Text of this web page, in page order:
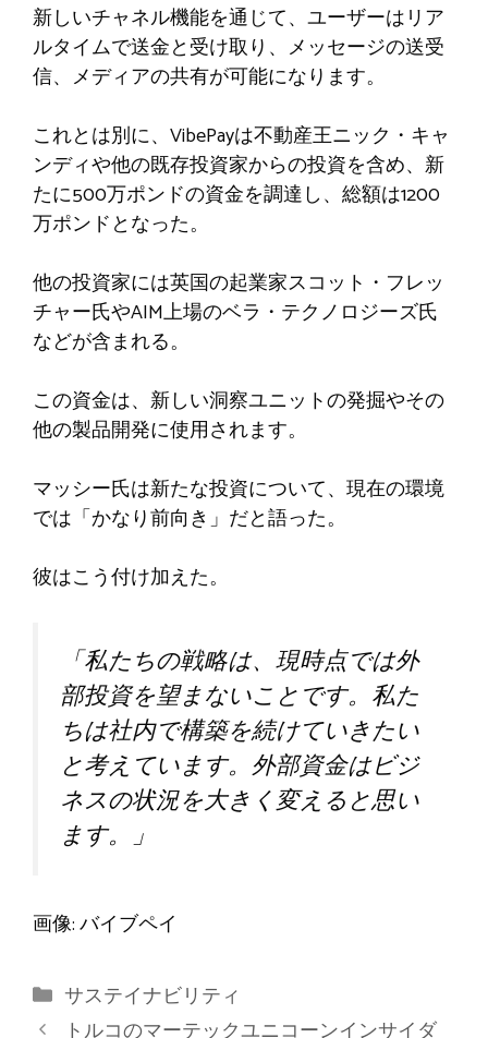
新しいチャネル機能を通じて、ユーザーはリア
ルタイムで送金と受け取り、メッセージの送受
信、メディアの共有が可能になります。
これとは別に、VibePayは不動産王ニック・キャ
ンディや他の既存投資家からの投資を含め、新
たに500万ポンドの資金を調達し、総額は1200
万ポンドとなった。
他の投資家には英国の起業家スコット・フレッ
チャー氏やAIM上場のベラ・テクノロジーズ氏
などが含まれる。
この資金は、新しい洞察ユニットの発掘やその
他の製品開発に使用されます。
マッシー氏は新たな投資について、現在の環境
では「かなり前向き」だと語った。
彼はこう付け加えた。
「私たちの戦略は、現時点では外
部投資を望まないことです。私た
ちは社内で構築を続けていきたい
と考えています。外部資金はビジ
ネスの状況を大きく変えると思い
ます。」
画像: バイブペイ
カ
テ
サステイナビリティ
トルコのマーテックユニコーンインサイダ